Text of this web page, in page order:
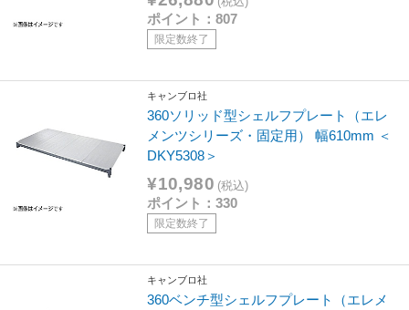
ポイント：807
限定数終了
キャンブロ社
360ソリッド型シェルフプレート（エレ
メンツシリーズ・固定用） 幅610mm ＜
DKY5308＞
¥10,980 (税込)
ポイント：330
限定数終了
キャンブロ社
360ベンチ型シェルフプレート（エレメ